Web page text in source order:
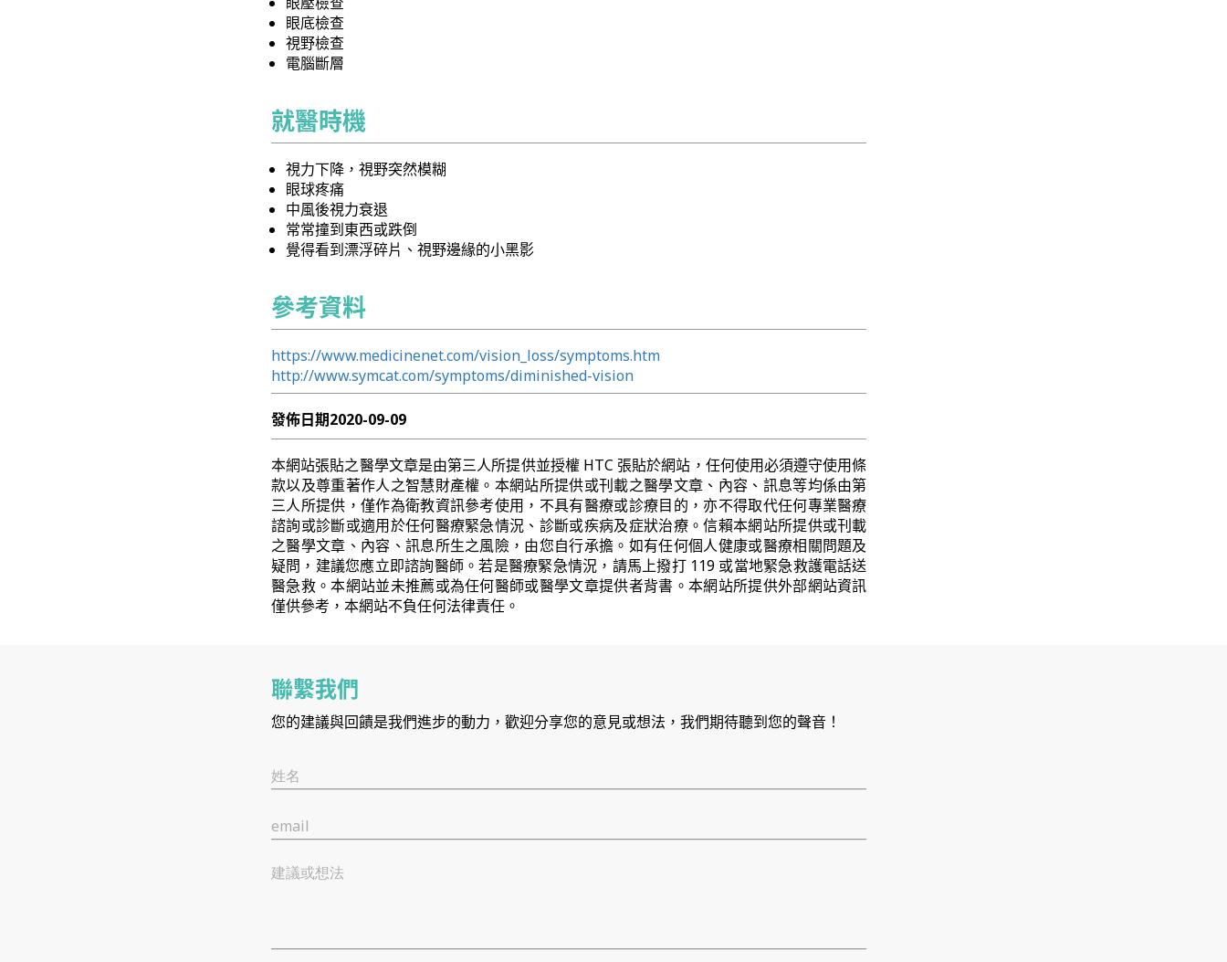
眼底檢查
視野檢查
電腦斷層
就醫時機
視力下降，視野突然模糊
眼球疼痛
中風後視力衰退
常常撞到東西或跌倒
覺得看到漂浮碎片、視野邊緣的小黑影
參考資料
https://www.medicinenet.com/vision_loss/symptoms.htm
http://www.symcat.com/symptoms/diminished-vision
發佈日期2020-09-09
本網站張貼之醫學文章是由第三人所提供並授權 HTC 張貼於網站，任何使用必須遵守使用條
款以及尊重著作人之智慧財產權。本網站所提供或刊載之醫學文章、內容、訊息等均係由第
三人所提供，僅作為衛教資訊參考使用，不具有醫療或診療目的，亦不得取代任何專業醫療
諮詢或診斷或適用於任何醫療緊急情況、診斷或疾病及症狀治療。信賴本網站所提供或刊載
之醫學文章、內容、訊息所生之風險，由您自行承擔。如有任何個人健康或醫療相關問題及
疑問，建議您應立即諮詢醫師。若是醫療緊急情況，請馬上撥打 119 或當地緊急救護電話送
醫急救。本網站並未推薦或為任何醫師或醫學文章提供者背書。本網站所提供外部網站資訊
僅供參考，本網站不負任何法律責任。
聯繫我們
您的建議與回饋是我們進步的動力，歡迎分享您的意見或想法，我們期待聽到您的聲音！
姓名
email
建議或想法